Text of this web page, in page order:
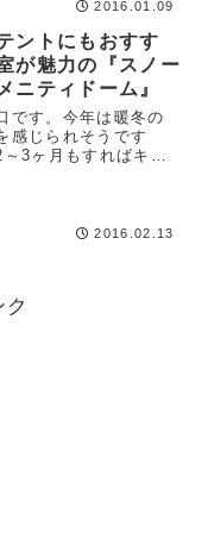
2016.01.09
ントにもおすす
が魅力の『スノー
ニティドーム』
です。今年は暖冬の
感じられそうです
3ヶ月もすればキャ
2016.02.13